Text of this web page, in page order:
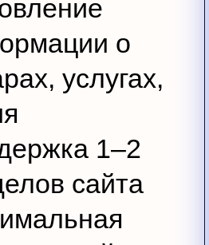
о
услугах,
1–2
сайта